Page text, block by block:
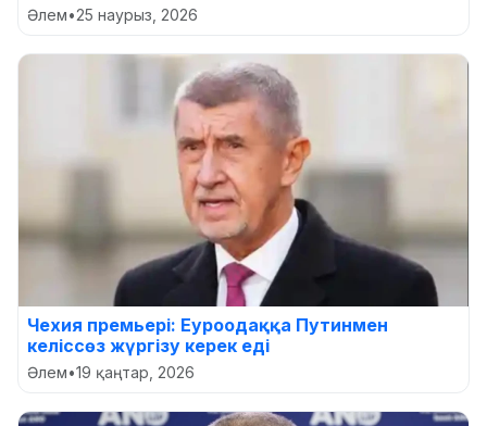
Әлем•25 наурыз, 2026
Чехия премьері: Еуроодаққа Путинмен
келіссөз жүргізу керек еді
Әлем•19 қаңтар, 2026